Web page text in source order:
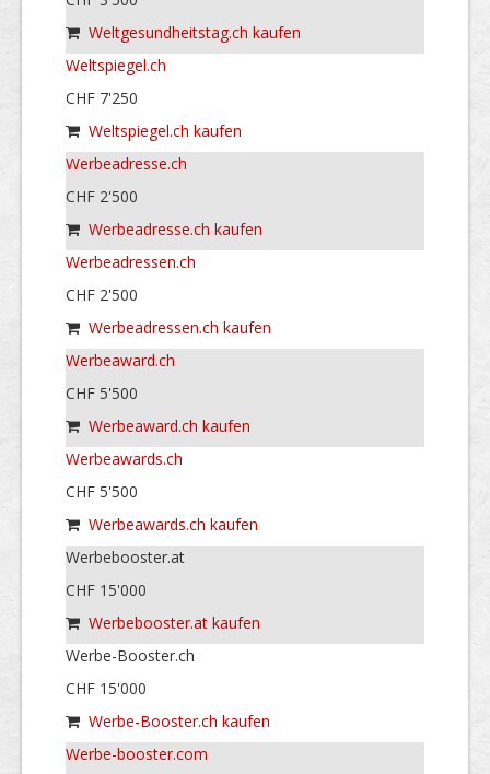
Weltgesundheitstag.ch kaufen
Weltspiegel.ch
CHF 7'250
Weltspiegel.ch kaufen
Werbeadresse.ch
CHF 2'500
Werbeadresse.ch kaufen
Werbeadressen.ch
CHF 2'500
Werbeadressen.ch kaufen
Werbeaward.ch
CHF 5'500
Werbeaward.ch kaufen
Werbeawards.ch
CHF 5'500
Werbeawards.ch kaufen
Werbebooster.at
CHF 15'000
Werbebooster.at kaufen
Werbe-Booster.ch
CHF 15'000
Werbe-Booster.ch kaufen
Werbe-booster.com